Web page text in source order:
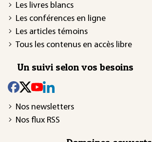
Les livres blancs
Les conférences en ligne
Les articles témoins
Tous les contenus en accès libre
Un suivi selon vos besoins
Nos newsletters
Nos flux RSS